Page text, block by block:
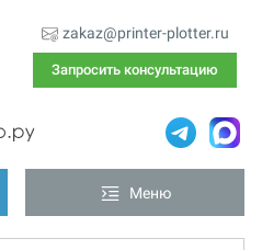
zakaz@printer-plotter.ru
Запросить консультацию
Меню